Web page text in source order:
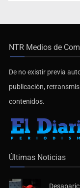
NTR Medios de
De no existir previa
publicación,
contenidos.
Últimas Noticias